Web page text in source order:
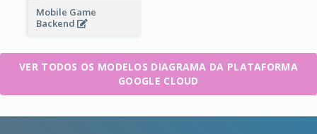
Mobile Game
Backend
VER TODOS OS MODELOS DIAGRAMA DA PLATAFORMA
GOOGLE CLOUD